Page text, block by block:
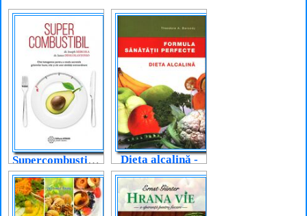
Supercombustibil
Dieta alcalină -
Formula
sănătății
perfecte